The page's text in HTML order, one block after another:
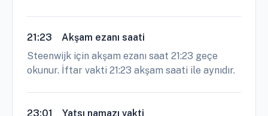
21:23
Akşam ezanı saati
Steenwijk için akşam ezanı saat 21:23 geçe
okunur. İftar vakti 21:23 akşam saati ile aynıdır.
23:01
Yatsı namazı vakti